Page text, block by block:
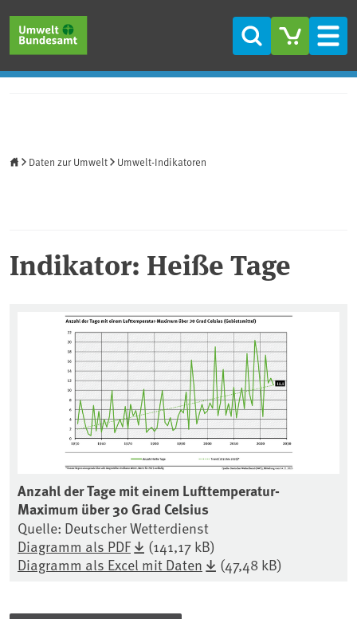
Suche
Daten zur Umwelt Umwelt-Indikatoren
Indikator: Heiße Tage
Anzahl der Tage mit einem Lufttemperatur-
Maximum über 30 Grad Celsius
Quelle: Deutscher Wetterdienst
Diagramm als PDF
(141,17 kB)
Diagramm als Excel mit Daten
(47,48 kB)